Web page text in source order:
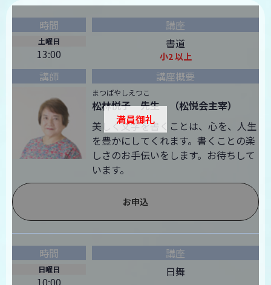
土曜日
13:00
書道
小2 以上
まつばやしえつこ
松林悦子 先生 （松悦会主宰）
美しく文字を書くことは、心を、人生
を豊かにしてくれます。書くことの楽
しさのお手伝いをします。お待ちして
います。
お申込
満員御礼
日曜日 日舞